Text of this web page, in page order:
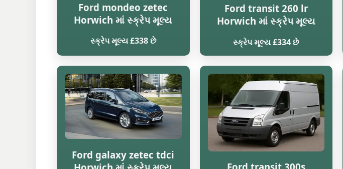
Ford mondeo zetec
Horwich માં સ્ક્રેપ મૂલ્ય
સ્ક્રેપ મૂલ્ય £338 છે
Ford transit 260 lr
Horwich માં સ્ક્રેપ મૂલ્ય
સ્ક્રેપ મૂલ્ય £334 છે
Ford galaxy zetec tdci